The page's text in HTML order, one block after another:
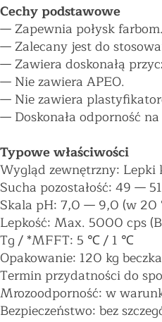
Cechy podstawowe
—Zapewnia połysk farbom.
—Zalecany jest do
—Zawiera doskonałą
— Nie zawiera APEO.
— Nie zawiera
— Doskonała odporność
Typowe właściwości
Wygląd zewnętrzny: Lepki
Sucha pozostałość: 49 —
Skala pH: 7,0 — 9,0 (w
Lepkość: Max. 5000 cps
Tg / *MFFT: 5 ℃ / 1 ℃
Opakowanie: 120 kg
Termin przydatności do
Mrozoodporność: w
Bezpieczeństwo: bez